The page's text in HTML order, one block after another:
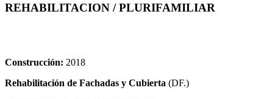
REHABILITACION / PLURIFAMILIAR
Construcción: 2018
Rehabilitación de Fachadas y Cubierta (DF.)